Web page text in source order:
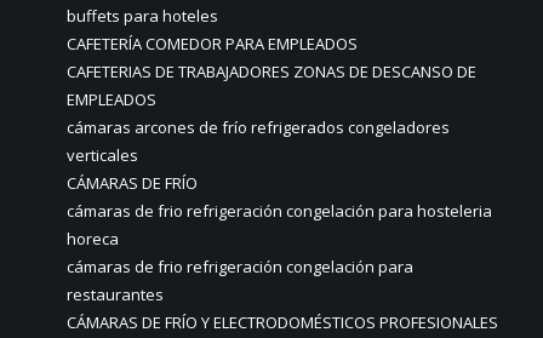
buffets para hoteles
CAFETERÍA COMEDOR PARA EMPLEADOS
CAFETERIAS DE TRABAJADORES ZONAS DE DESCANSO DE
EMPLEADOS
cámaras arcones de frío refrigerados congeladores
verticales
CÁMARAS DE FRÍO
cámaras de frio refrigeración congelación para hosteleria
horeca
cámaras de frio refrigeración congelación para
restaurantes
CÁMARAS DE FRÍO Y ELECTRODOMÉSTICOS PROFESIONALES